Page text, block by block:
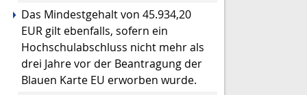
Das Mindestgehalt von 45.934,20
EUR gilt ebenfalls, sofern ein
Hochschulabschluss nicht mehr als
drei Jahre vor der Beantragung der
Blauen Karte EU erworben wurde.